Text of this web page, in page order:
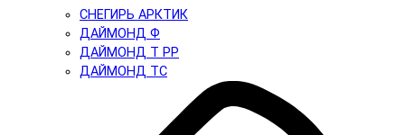
СНЕГИРЬ АРКТИК
ДАЙМОНД Ф
ДАЙМОНД Т PP
ДАЙМОНД ТС